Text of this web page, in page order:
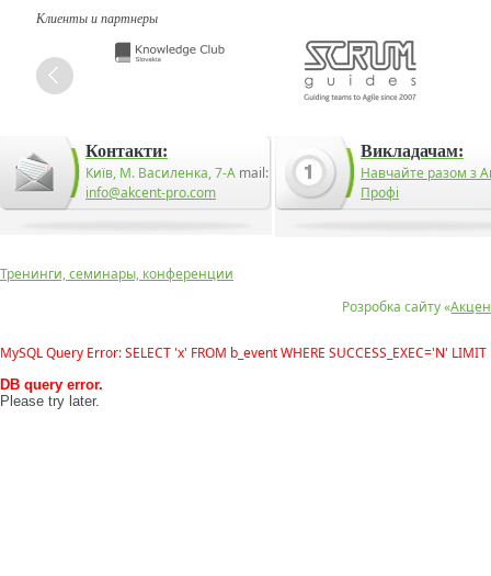
Клиенты и партнеры
Контакти:
Київ, М. Василенка, 7-А mail:
info@akcent-pro.com
Викладачам:
Навчайте разом з
Профі
Розробка сайту «
Тренинги, семинары, конференции
MySQL Query Error: SELECT 'x' FROM b_event WHERE SUCCESS_EXEC='N' LIMIT
DB query error.
Please try later.